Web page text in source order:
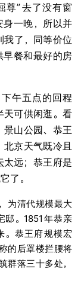
尊”去了没有窗
一晚，所以并
我了，同等价位
早餐和最好的房
午五点的回程
天可供闲逛。看
景山公园、恭王
京天气既冷且
太远；恭王府是
了。
为清代规模最大
邸。1851 年恭亲
。恭王府规模宏
的后罩楼拦腰将
群落三十多处，